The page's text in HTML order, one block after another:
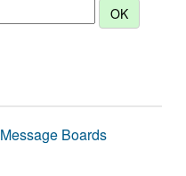
Message Boards